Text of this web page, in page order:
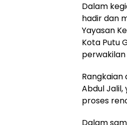
Dalam
hadir dan
Yayasan
Kota Putu
perwakilan
Rangkaian
Abdul Jalil,
proses